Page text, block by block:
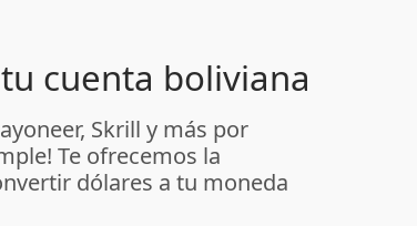
cuenta boliviana
Skrill y más por
Te ofrecemos la
dólares a tu moneda